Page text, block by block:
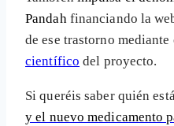
Pandah financiando la
de ese trastorno mediante
científico del proyecto.
Si queréis saber quién
y el nuevo medicamento